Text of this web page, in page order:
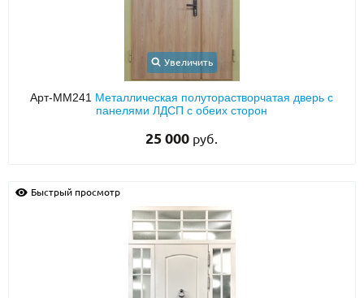
Увеличить
Арт-ММ241 Металлическая полуторастворчатая дверь с
панелями ЛДСП с обеих сторон
25 000 руб.
Быстрый просмотр